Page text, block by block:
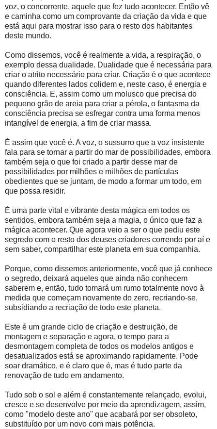
voz, o concorrente, aquele que fez tudo acontecer. Então vê
e caminha como um comprovante da criação da vida e que
está aqui para mostrar isso para o resto dos habitantes
deste mundo.
Como dissemos, você é realmente a vida, a respiração, o
exemplo dessa dualidade. Dualidade que é necessária para
criar o atrito necessário para criar. Criação é o que acontece
quando diferentes lados colidem e, neste caso, é energia e
consciência. E, assim como um molusco que precisa do
pequeno grão de areia para criar a pérola, o fantasma da
consciência precisa se esfregar contra uma forma menos
intangível de energia, a fim de criar massa.
É assim que você é. A voz, o sussurro que a voz insistente
fala para se tornar a partir do mar de possibilidades, embora
também seja o que foi criado a partir desse mar de
possibilidades por milhões e milhões de partículas
obedientes que se juntam, de modo a formar um todo, em
que possa residir.
É uma parte vital e vibrante desta mágica em todos os
sentidos, embora também seja a magia, o único que faz a
mágica acontecer. Que agora veio a ser o que pediu este
segredo com o resto dos deuses criadores correndo por aí e
sem saber, compartilhar este planeta em sua companhia.
Porque, como dissemos anteriormente, você que já conhece
o segredo, deixará aqueles que ainda não conhecem
saberem e, então, tudo tomará um rumo totalmente novo à
medida que começam novamente do zero, recriando-se,
subsidiando a recriação de todo este planeta.
Este é um grande ciclo de criação e destruição, de
montagem e separação e agora, o tempo para a
desmontagem completa de todos os modelos antigos e
desatualizados está se aproximando rapidamente. Pode
soar dramático, e é claro que é, mas é tudo parte da
renovação de tudo em andamento.
Tudo sob o sol e além é constantemente relançado, evolui,
cresce e se desenvolve por meio da aprendizagem, assim,
como "modelo deste ano" que acabará por ser obsoleto,
substituído por um novo com mais potência.